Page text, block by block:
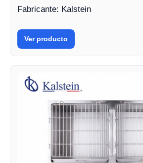
Fabricante: Kalstein
Ver producto